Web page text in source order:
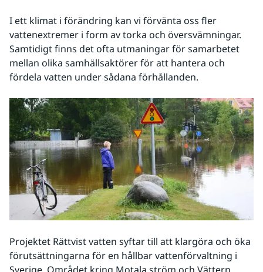
I ett klimat i förändring kan vi förvänta oss fler
vattenextremer i form av torka och översvämningar.
Samtidigt finns det ofta utmaningar för samarbetet
mellan olika samhällsaktörer för att hantera och
fördela vatten under sådana förhållanden.
Projektet Rättvist vatten syftar till att klargöra och öka
förutsättningarna för en hållbar vattenförvaltning i